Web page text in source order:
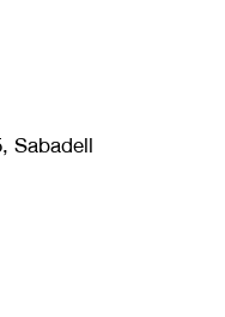
Sabadell